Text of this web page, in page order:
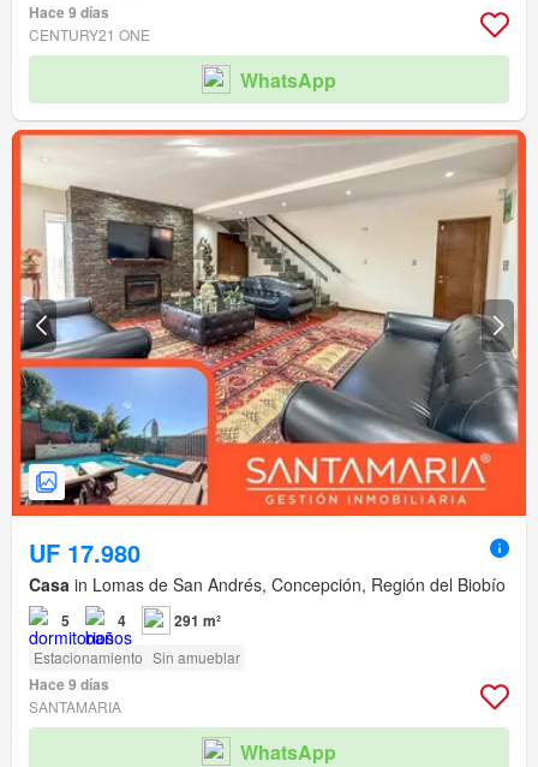
Hace 9 días
CENTURY21 ONE
WhatsApp
UF 17.980
Casa in Lomas de San Andrés, Concepción, Región del Biobío
5 4 291 m²
Estacionamiento Sin amueblar
Hace 9 días
SANTAMARIA
WhatsApp